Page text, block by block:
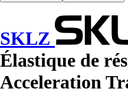
SKLZ
Élastique de
Acceleration